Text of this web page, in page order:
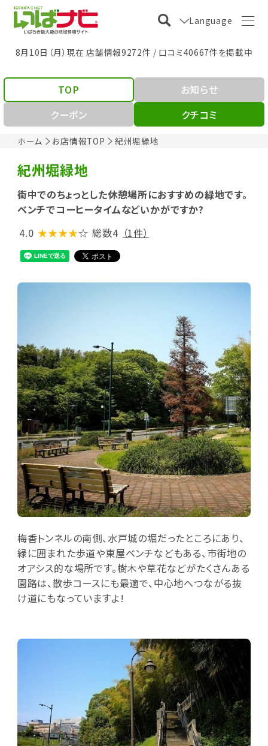
Language
8月10日（月）現在 店舗情報9272件 / 口コミ40667件を掲載中
ホーム お店情報TOP 紀州堀緑地
TOP
お知らせ
クーポン
クチコミ
紀州堀緑地
街中でのちょっとした休憩場所におすすめの緑地です。
ベンチでコーヒータイムなどいかがですか?
4.0 ★★★★☆ 総数4 （1件）
梅香トンネルの南側、水戸城の堀だったところにあり、
緑に囲まれた歩道や東屋ベンチなどもある、市街地の
オアシス的な場所です。樹木や草花などがたくさんある
園路は、散歩コースにも最適で、中心地へつながる抜
け道にもなっていますよ!